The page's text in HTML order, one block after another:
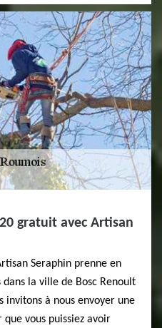
gratuit avec Artisan
Seraphin prenne en
la ville de Bosc Renoult
invitons à nous envoyer une
vous puissiez avoir